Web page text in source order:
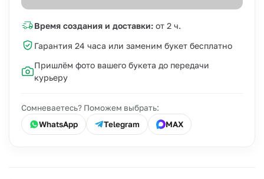
Время создания и доставки: от 2 ч.
Гарантия 24 часа или заменим букет бесплатно
Пришлём фото вашего букета до передачи
курьеру
Сомневаетесь? Поможем выбрать:
WhatsApp
Telegram MAX